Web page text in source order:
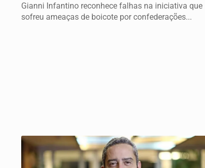
Gianni Infantino reconhece falhas na iniciativa que
sofreu ameaças de boicote por confederações...